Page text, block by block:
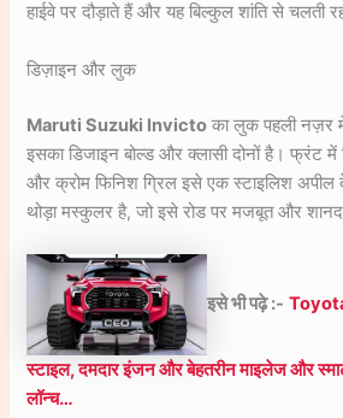
हाईवे पर दौड़ाते हैं और यह बिल्कुल शांति से चलती
डिज़ाइन और लुक
Maruti Suzuki Invicto का लुक पहली नज़र में
इसका डिजाइन बोल्ड और क्लासी दोनों है। फ्रंट
और क्रोम फिनिश ग्रिल इसे एक स्टाइलिश अपील
थोड़ा मस्कुलर है, जो इसे रोड पर मजबूत और
इसे भी पढ़े :-
स्टाइल, दमदार इंजन और बेहतरीन माइलेज और
लॉन्च…